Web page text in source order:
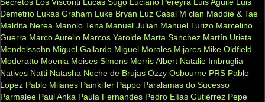
Demetrio Lukas Graham Luke Bryan Luz Casal M clan Maddie & Tae
Maldita Nerea Manolo Tena Manuel Julian Manuel Turizo Marcelino
Guerra Marco Aurelio Marcos Yaroide Marta Sanchez Martín Urieta
Mendelssohn Miguel Gallardo Miguel Morales Mijares Mike Oldfield
Moderatto Moenia Moises Simons Morris Albert Natalie Imbruglia
Natives Natti Natasha Noche de Brujas Ozzy Osbourne PRS Pablo
Lopez Pablo Milanes Painkiller Pappo Paralamas do Sucesso
Parmalee Paul Anka Paula Fernandes Pedro Elías Gutiérrez Pepe